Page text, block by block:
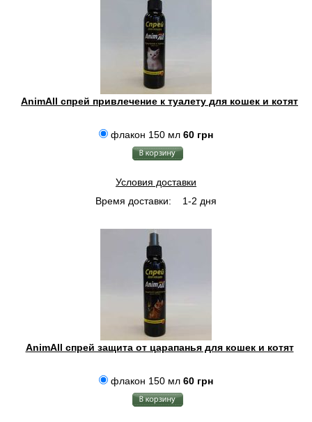
AnimAll спрей привлечение к туалету для кошек и котят
флакон 150 мл 60 грн
Условия доставки
Время доставки:
1-2 дня
AnimAll спрей защита от царапанья для кошек и котят
флакон 150 мл 60 грн